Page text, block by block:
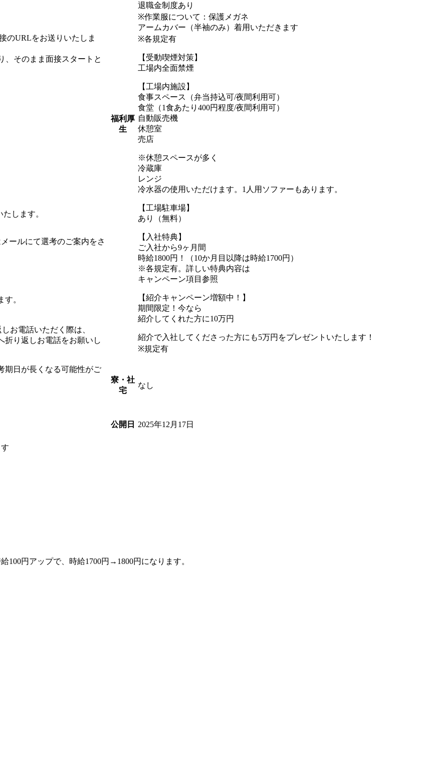
のURLをお送りいたしま
、そのまま面接スタートと
します。
ールにて選考のご案内をさ
。
お電話いただく際は、
折り返しお電話をお願いし
期日が長くなる可能性がご
福利厚
生
退職金制度あり
※作業服について：保護メガネ
アームカバー（半袖のみ）着用いただきます
※各規定有
【受動喫煙対策】
工場内全面禁煙
【工場内施設】
食事スペース（弁当持込可/夜間利用可）
食堂（1食あたり400円程度/夜間利用可）
自動販売機
休憩室
売店
※休憩スペースが多く
冷蔵庫
レンジ
冷水器の使用いただけます。1人用ソファーもあります。
【工場駐車場】
あり（無料）
【入社特典】
ご入社から9ヶ月間
時給1800円！（10か月目以降は時給1700円）
※各規定有。詳しい特典内容は
キャンペーン項目参照
【紹介キャンペーン増額中！】
期間限定！今なら
紹介してくれた方に10万円
紹介で入社してくださった方にも5万円をプレゼントいたします！
※規定有
寮・社
宅
なし
公開日 2025年12月17日
100円アップで、時給1700円→1800円になります。